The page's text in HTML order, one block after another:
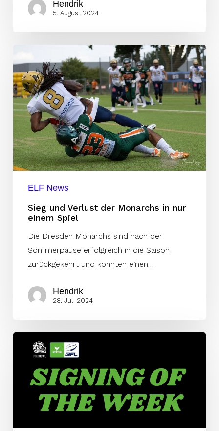
Hendrik
5. August 2024
und
Verlust
der
Monarchs
nur
einem
Spiel
ELF News
Sieg und Verlust der Monarchs in nur
einem Spiel
Die Dresden Monarchs sind nach der
Sommerpause erfolgreich in die Saison
zurückgekehrt und konnten einen…
Hendrik
28. Juli 2024
Woche